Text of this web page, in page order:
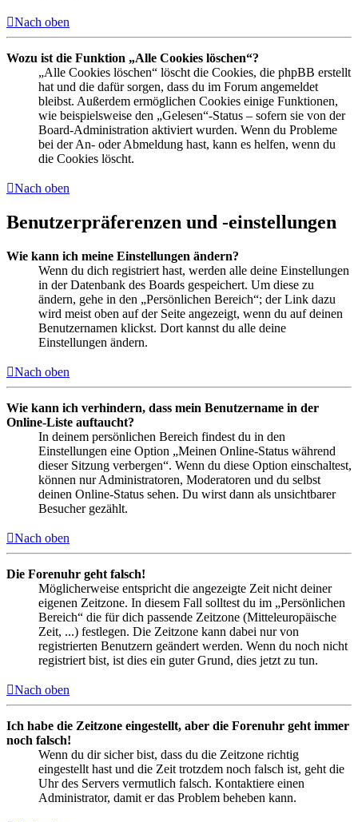
Nach oben
Wozu ist die Funktion „Alle Cookies löschen“?
„Alle Cookies löschen“ löscht die Cookies, die phpBB erstellt
hat und die dafür sorgen, dass du im Forum angemeldet
bleibst. Außerdem ermöglichen Cookies einige Funktionen,
wie beispielsweise den „Gelesen“-Status – sofern sie von der
Board-Administration aktiviert wurden. Wenn du Probleme
bei der An- oder Abmeldung hast, kann es helfen, wenn du
die Cookies löscht.
Nach oben
Benutzerpräferenzen und -einstellungen
Wie kann ich meine Einstellungen ändern?
Wenn du dich registriert hast, werden alle deine Einstellungen
in der Datenbank des Boards gespeichert. Um diese zu
ändern, gehe in den „Persönlichen Bereich“; der Link dazu
wird meist oben auf der Seite angezeigt, wenn du auf deinen
Benutzernamen klickst. Dort kannst du alle deine
Einstellungen ändern.
Nach oben
Wie kann ich verhindern, dass mein Benutzername in der
Online-Liste auftaucht?
In deinem persönlichen Bereich findest du in den
Einstellungen eine Option „Meinen Online-Status während
dieser Sitzung verbergen“. Wenn du diese Option einschaltest,
können nur Administratoren, Moderatoren und du selbst
deinen Online-Status sehen. Du wirst dann als unsichtbarer
Besucher gezählt.
Nach oben
Die Forenuhr geht falsch!
Möglicherweise entspricht die angezeigte Zeit nicht deiner
eigenen Zeitzone. In diesem Fall solltest du im „Persönlichen
Bereich“ die für dich passende Zeitzone (Mitteleuropäische
Zeit, ...) festlegen. Die Zeitzone kann dabei nur von
registrierten Benutzern geändert werden. Wenn du noch nicht
registriert bist, ist dies ein guter Grund, dies jetzt zu tun.
Nach oben
Ich habe die Zeitzone eingestellt, aber die Forenuhr geht immer
noch falsch!
Wenn du dir sicher bist, dass du die Zeitzone richtig
eingestellt hast und die Zeit trotzdem noch falsch ist, geht die
Uhr des Servers vermutlich falsch. Kontaktiere einen
Administrator, damit er das Problem beheben kann.